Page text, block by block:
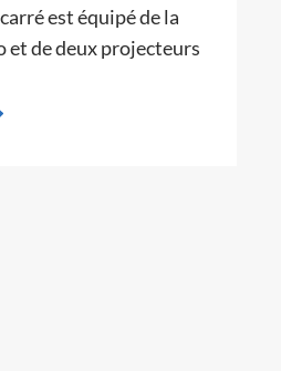
est équipé de la
de deux projecteurs